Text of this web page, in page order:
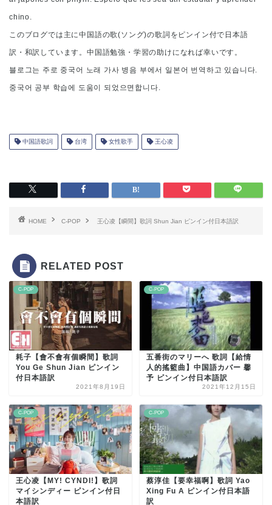
chino.
このブログでは主に中国語の歌(ソング)の歌詞をピンイン付で日本語
訳・和訳しています。中国語勉強・学習の助けになれば幸いです。
블로그는 주로 중국어 노래 가사 병음 부에서 일본어 번역하고 있습니다.
중국어 공부 학습에 도움이 되었으면합니다.
中国語歌詞 台湾 女性歌手 王心凌
HOME C-POP 王心凌【瞬間】歌詞 Shun Jian ピンイン付日本語訳
RELATED POST
C-POP
耗子【會不會有個瞬間】歌詞
You Ge Shun Jian ピンイン
付日本語訳
2021年8月19日
C-POP
五番街のマリーへ 歌詞【給情
人的搖籃曲】中国語カバー 馨
予 ピンイン付日本語訳
2021年12月15日
C-POP
王心凌【MY! CYNDI!】歌詞
マイシンディー ピンイン付日
本語訳
C-POP
蔡淳佳【要幸福啊】歌詞 Yao
Xing Fu A ピンイン付日本語
訳